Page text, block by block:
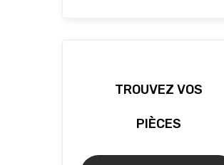
TROUVEZ VOS
PIÈCES